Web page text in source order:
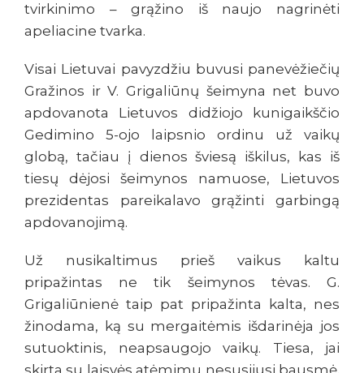
tvirkinimo – grąžino iš naujo nagrinėti
apeliacine tvarka.
Visai Lietuvai pavyzdžiu buvusi panevėžiečių
Gražinos ir V. Grigaliūnų šeimyna net buvo
apdovanota Lietuvos didžiojo kunigaikščio
Gedimino 5-ojo laipsnio ordinu už vaikų
globą, tačiau į dienos šviesą iškilus, kas iš
tiesų dėjosi šeimynos namuose, Lietuvos
prezidentas pareikalavo grąžinti garbingą
apdovanojimą.
Už nusikaltimus prieš vaikus kaltu
pripažintas ne tik šeimynos tėvas. G.
Grigaliūnienė taip pat pripažinta kalta, nes
žinodama, ką su mergaitėmis išdarinėja jos
sutuoktinis, neapsaugojo vaikų. Tiesa, jai